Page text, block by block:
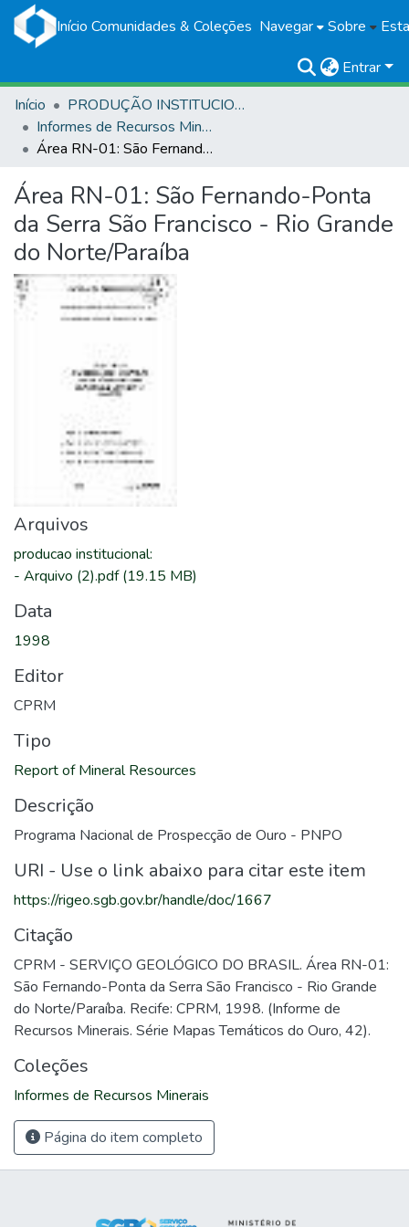
Início Comunidades & Coleções Navegar Sobre
Entrar
Início
PRODUÇÃO INSTITUCIONAL
Informes de Recursos Minerais
Área RN-01: São Fernando-Ponta da Serra São Francisco - Rio Grande do Norte/Paraíba
Área RN-01: São Fernando-Ponta
da Serra São Francisco - Rio Grande
do Norte/Paraíba
Arquivos
producao institucional:
- Arquivo (2).pdf(19.15 MB)
Data
1998
Editor
CPRM
Tipo
Report of Mineral Resources
Descrição
Programa Nacional de Prospecção de Ouro - PNPO
URI - Use o link abaixo para citar este item
https://rigeo.sgb.gov.br/handle/doc/1667
Citação
CPRM - SERVIÇO GEOLÓGICO DO BRASIL. Área RN-01:
São Fernando-Ponta da Serra São Francisco - Rio Grande
do Norte/Paraíba. Recife: CPRM, 1998. (Informe de
Recursos Minerais. Série Mapas Temáticos do Ouro, 42).
Coleções
Informes de Recursos Minerais
Página do item completo